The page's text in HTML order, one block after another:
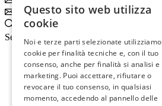
Subscribe
Search
Search input
Questo sito web utilizza
cookie
Noi e terze parti selezionate utilizziamo
cookie per finalità tecniche e, con il tuo
consenso, anche per finalità si analisi e
marketing. Puoi accettare, rifiutare o
revocare il tuo consenso, in qualsiasi
momento, accedendo al pannello delle